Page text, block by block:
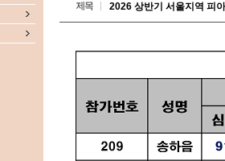
2026 상반기 서울지역 피